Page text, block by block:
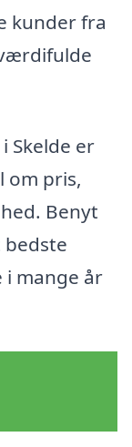
kunder fra
Skelde er
om pris,
Benyt
mange år